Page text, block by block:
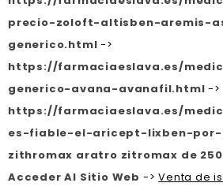
precio-zoloft-altisben-aremis-
generico.html ->
https://farmaciaeslava.es/
generico-avana-avanafil.html ->
https://farmaciaeslava.es/
es-fiable-el-aricept-lixben-
zithromax aratro zitromax de
Acceder Al Sitio Web ->Venta de